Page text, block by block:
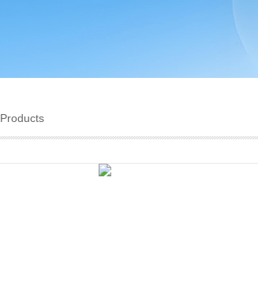
Products